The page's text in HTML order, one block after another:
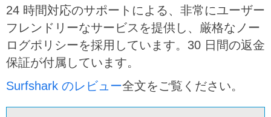
24 時間対応のサポートによる、非常にユーザー
フレンドリーなサービスを提供し、厳格なノー
ログポリシーを採用しています。30 日間の返金
保証が付属しています。
Surfshark のレビュー全文をご覧ください。